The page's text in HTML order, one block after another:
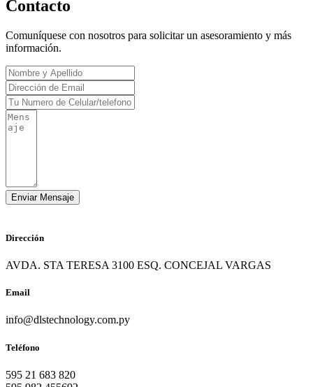
Contacto
Comuníquese con nosotros para solicitar un asesoramiento y más
información.
Dirección
AVDA. STA TERESA 3100 ESQ. CONCEJAL VARGAS
Email
info@dlstechnology.com.py
Teléfono
595 21 683 820